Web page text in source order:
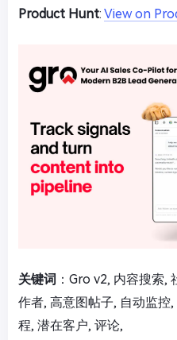
Product Hunt: View on
关键词 ：Gro v2, 内容搜索,
作者, 高意图帖子, 自动监控
程, 潜在客户, 评论,